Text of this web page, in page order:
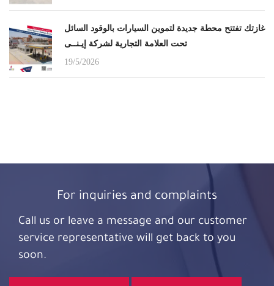
غازتك تفتتح محطة جديدة لتموين السيارات بالوقود السائل
تحت العلامة التجارية لشركة إيـنــى
19/5/2026
For inquiries and complaints
Call us or leave a message and our customer
service representative will get back to you
soon.